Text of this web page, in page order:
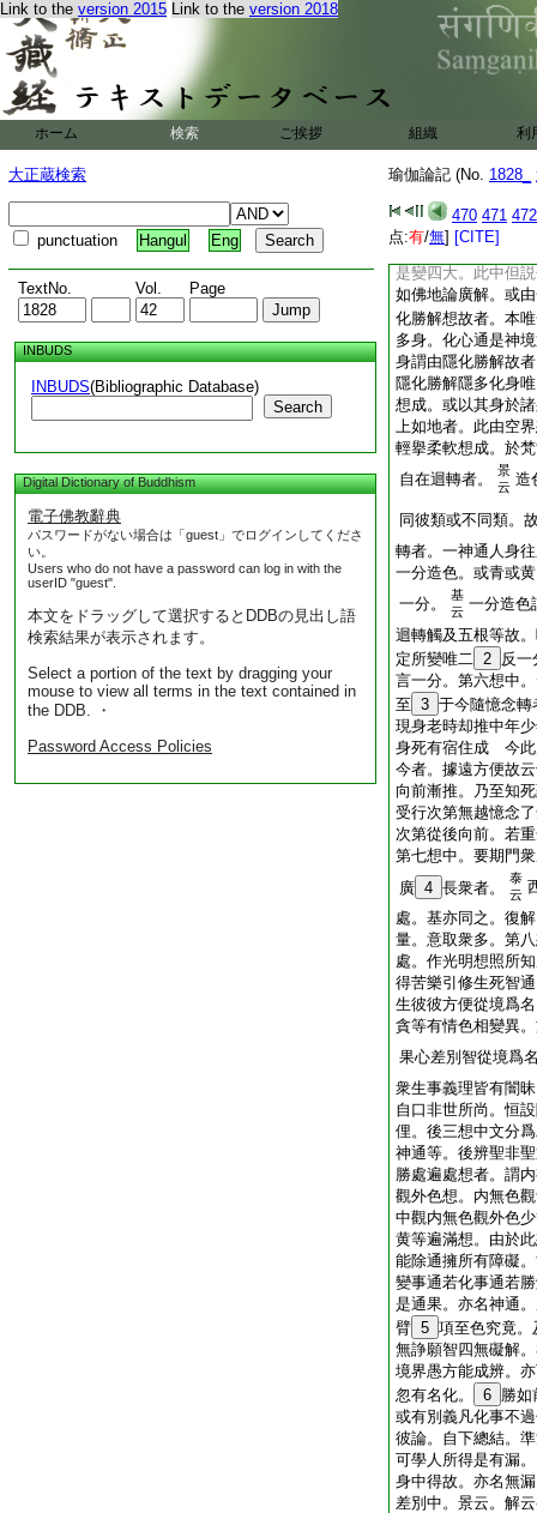
Link to the version 2015 Link to the version 2018
ホーム 検索 ご挨拶 組織 利
大正蔵検索
punctuation Hangul Eng
TextNo. Vol. Page
INBUDS
INBUDS(Bibliographic Database)
Search
Digital Dictionary of Buddhism
電子佛教辭典
パスワードがない場合は「guest」でログインしてくださ
い。
Users who do not have a password can log in with the
userID "guest".
本文をドラッグして選択するとDDBの見出し語
検索結果が表示されます。
Select a portion of the text by dragging your
mouse to view all terms in the text contained in
the DDB. ・
Password Access Policies
瑜伽論記 (No. 1828_
470 471 472
点:有/無] [CITE]
想修天耳通。依第
第九想修心差別通
想修能引諸聖神通
練者。欲作稱毛時
基
云
化即變化心。勝解
近解等。 基
云 遠作 3
者。延短令長麁細
是變四大。此中但
如佛地論廣解。或
化勝解想故者。本
多身。化心通是神
身謂由隱化勝解故
隱化勝解隱多化身
想成。或以其身於
上如地者。此由空
輕擧柔軟想成。於
自在迴轉者。
景
云 造
同彼類或不同類。
轉者。一神通人身
一分造色。或青或
一分。
基
云 一分造色
迴轉觸及五根等故
定所變唯二 2 反一
言一分。第六想中
至 3 于今隨憶念轉
現身老時却推中年
身死有宿住成 今此
今者。據遠方便故
向前漸推。乃至知
受行次第無越憶念
次第從後向前。若
第七想中。要期門
廣 4 長衆者。
泰
云
處。基亦同之。復
量。意取衆多。第
處。作光明想照所
得苦樂引修生死智
生彼彼方便從境爲
貪等有情色相變異
果心差別智從境爲
衆生事義理皆有闇
自口非世所尚。恒
俚。後三想中文分
神通等。後辨聖非
勝處遍處想者。謂
觀外色想。内無色
中觀内無色觀外色
黄等遍滿想。由於
能除通擁所有障礙
變事通若化事通若
是通果。亦名神通
臂 5 項至色究竟。
無諍願智四無礙解
境界愚方能成辨。
忽有名化。
6 勝如
或有別義凡化事不
彼論。自下總結。
可學人所得是有漏
身中得故。亦名無
差別中。景云。解